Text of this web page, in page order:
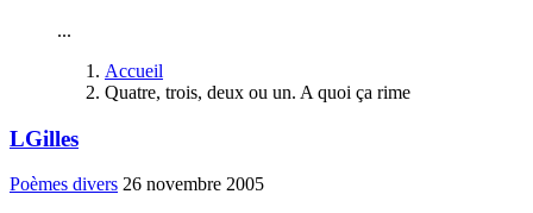
...
Accueil
Quatre, trois, deux ou un. A quoi ça rime
LGilles
Poèmes divers 26 novembre 2005